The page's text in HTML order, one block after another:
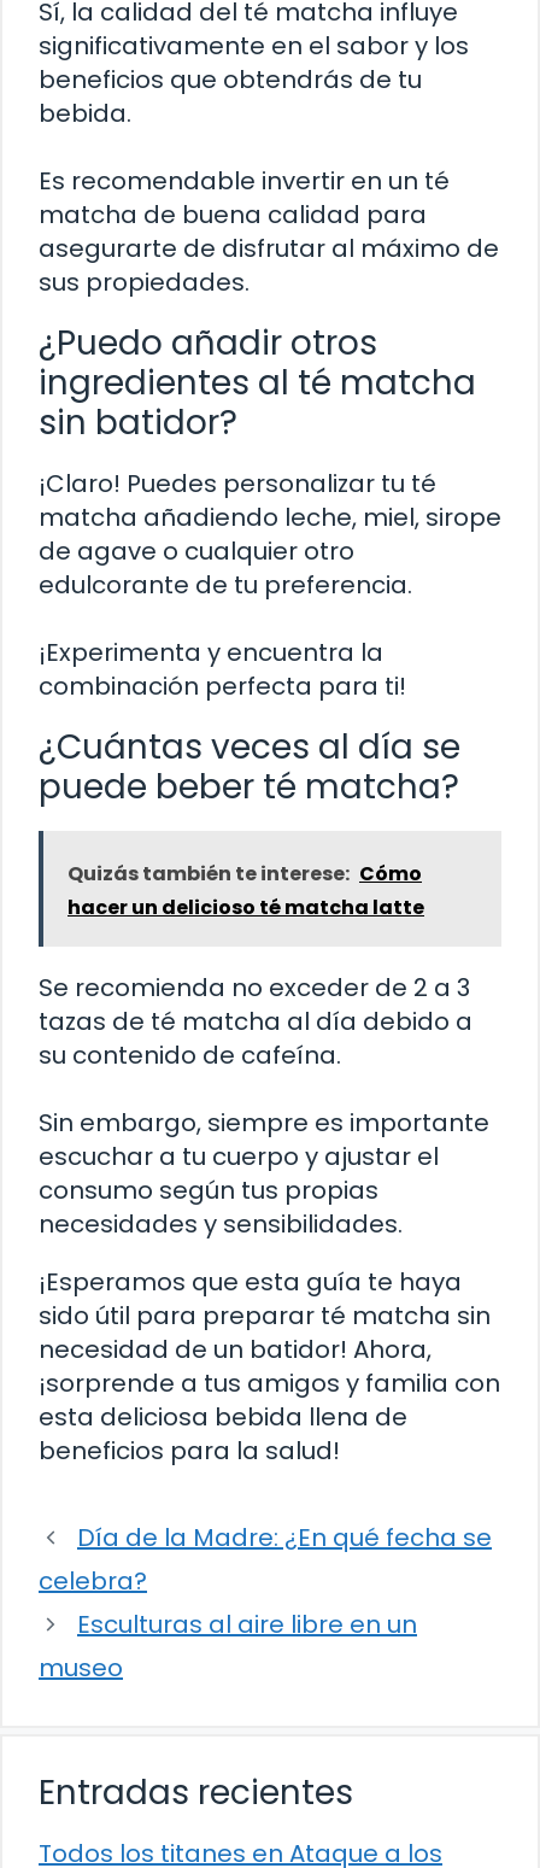
Sí, la calidad del té matcha influye
significativamente en el sabor y los
beneficios que obtendrás de tu
bebida.
Es recomendable invertir en un té
matcha de buena calidad para
asegurarte de disfrutar al máximo de
sus propiedades.
¿Puedo añadir otros
ingredientes al té matcha
sin batidor?
¡Claro! Puedes personalizar tu té
matcha añadiendo leche, miel, sirope
de agave o cualquier otro
edulcorante de tu preferencia.
¡Experimenta y encuentra la
combinación perfecta para ti!
¿Cuántas veces al día se
puede beber té matcha?
Quizás también te interese: Cómo
hacer un delicioso té matcha latte
Se recomienda no exceder de 2 a 3
tazas de té matcha al día debido a
su contenido de cafeína.
Sin embargo, siempre es importante
escuchar a tu cuerpo y ajustar el
consumo según tus propias
necesidades y sensibilidades.
¡Esperamos que esta guía te haya
sido útil para preparar té matcha sin
necesidad de un batidor! Ahora,
¡sorprende a tus amigos y familia con
esta deliciosa bebida llena de
beneficios para la salud!
Día de la Madre: ¿En qué fecha se
celebra?
Esculturas al aire libre en un
museo
Entradas recientes
Todos los titanes en Ataque a los